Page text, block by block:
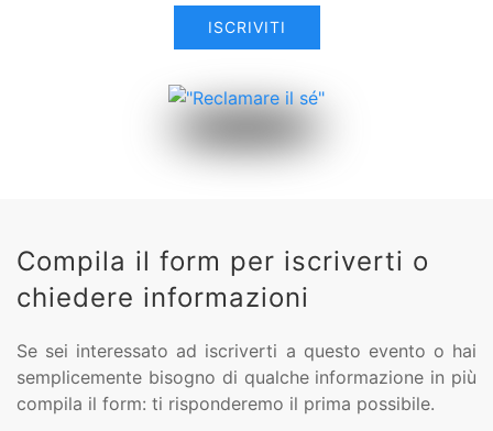
ISCRIVITI
Compila il form per iscriverti o
chiedere informazioni
Se sei interessato ad iscriverti a questo evento o hai
semplicemente bisogno di qualche informazione in più
compila il form: ti risponderemo il prima possibile.